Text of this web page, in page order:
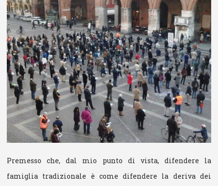
Premesso che, dal mio punto di vista, difendere la
famiglia tradizionale è come difendere la deriva dei